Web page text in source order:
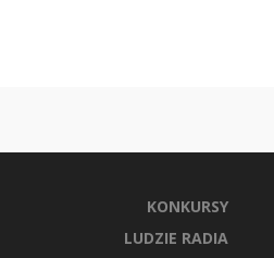
KONKURSY
LUDZIE RADIA